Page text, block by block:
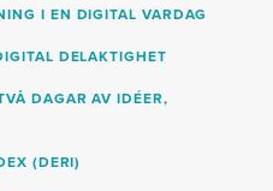
I EN DIGITAL VARDAG
DELAKTIGHET
DAGAR AV IDÉER,
(DERI)